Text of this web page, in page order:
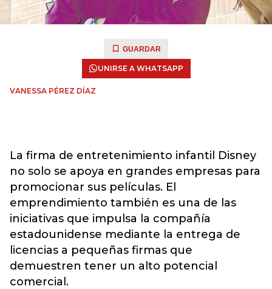
GUARDAR
UNIRSE A WHATSAPP
VANESSA PÉREZ DÍAZ
La firma de entretenimiento infantil Disney
no solo se apoya en grandes empresas para
promocionar sus películas. El
emprendimiento también es una de las
iniciativas que impulsa la compañía
estadounidense mediante la entrega de
licencias a pequeñas firmas que
demuestren tener un alto potencial
comercial.